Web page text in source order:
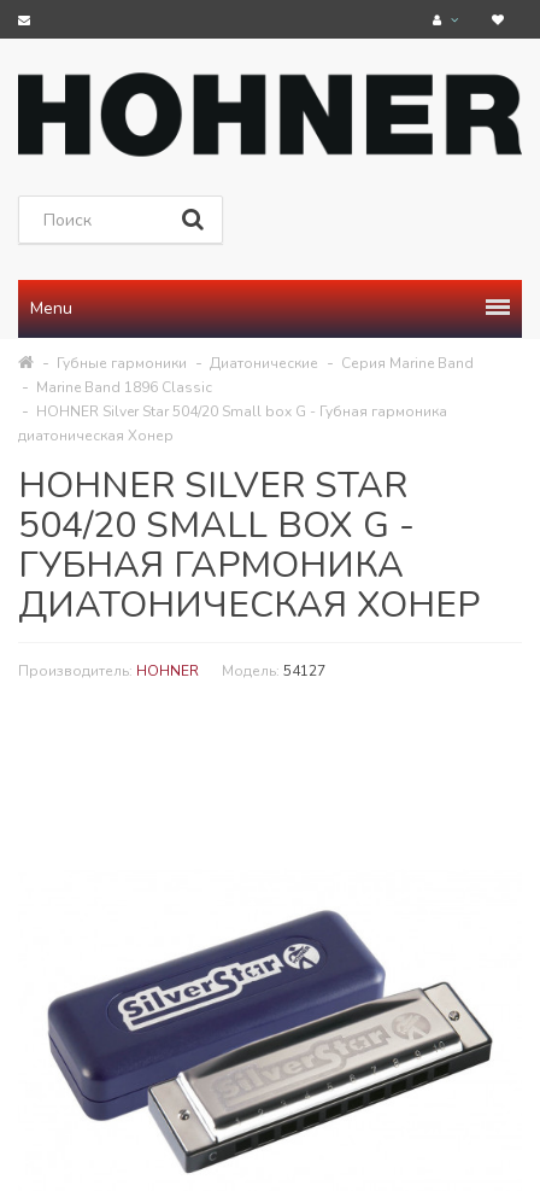
Menu
Губные гармоники Диатонические
Серия Marine Band
Marine Band 1896 Classic
HOHNER Silver Star 504/20 Small box G - Губная гармоника
диатоническая Хонер
HOHNER SILVER STAR
504/20 SMALL BOX G -
ГУБНАЯ ГАРМОНИКА
ДИАТОНИЧЕСКАЯ ХОНЕР
Производитель: HOHNER Модель: 54127